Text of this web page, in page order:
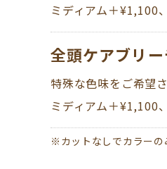
ミディアム＋¥1,100
全頭ケアブリ
特殊な色味をご希望
ミディアム＋¥1,100
※カットなしでカラーの